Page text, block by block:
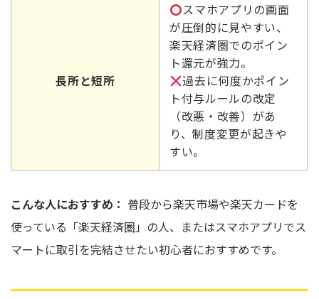
長所と短所
スマホアプリの画面
が圧倒的に見やすい、
楽天経済圏でのポイン
ト還元が強力。
過去に何度かポイン
ト付与ルールの改定
（改悪・改善）があ
り、制度変更が起きや
すい。
こんな人におすすめ： 普段から楽天市場や楽天カードを
使っている「楽天経済圏」の人、またはスマホアプリでス
マートに取引を完結させたい初心者におすすめです。